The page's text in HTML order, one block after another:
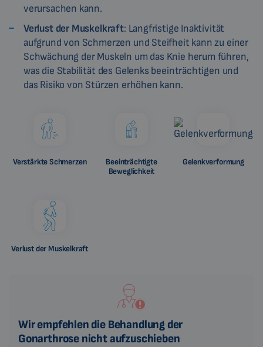
verursachen kann.
Verlust der Muskelkraft: Langfristige Inaktivität
aufgrund von Schmerzen und Steifheit kann zu einer
Schwächung der Muskeln um das Knie herum führen,
was die Stabilität des Gelenks beeinträchtigen und
das Risiko von Stürzen erhöhen kann.
Verstärkte Schmerzen
Beeinträchtigte
Beweglichkeit
Gelenkverformung
Verlust der Muskelkraft
Wir empfehlen die Behandlung der
Gonarthrose nicht aufzuschieben